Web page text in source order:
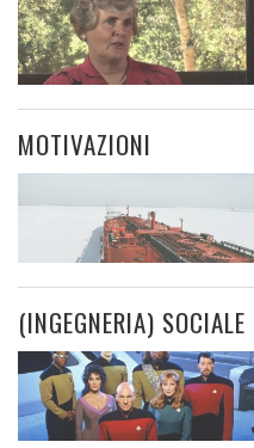
MOTIVAZIONI
(INGEGNERIA) SOCIALE